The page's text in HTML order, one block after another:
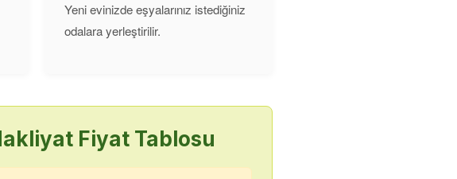
Yeni evinizde eşyalarınız istediğiniz
odalara yerleştirilir.
Fiyat Tablosu